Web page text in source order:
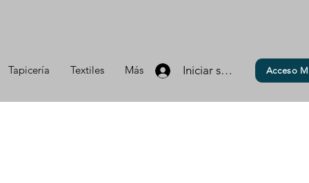
Tapicería Textiles Más Iniciar sesión Acceso